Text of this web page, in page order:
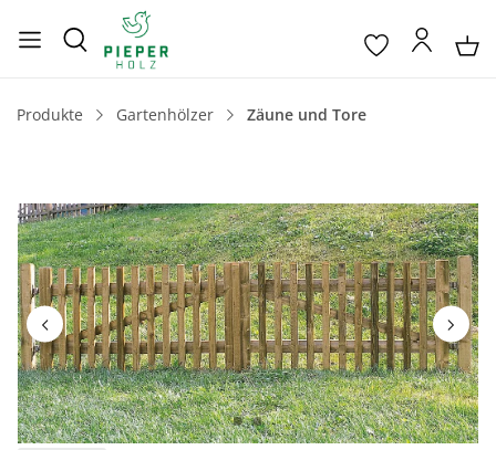
Produkte Gartenhölzer Zäune und Tore
Bildergalerie überspringen